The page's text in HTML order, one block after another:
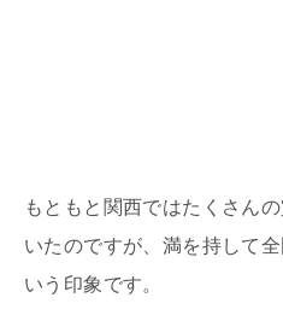
もともと関西ではたくさん
いたのですが、満を持して
いう印象です。